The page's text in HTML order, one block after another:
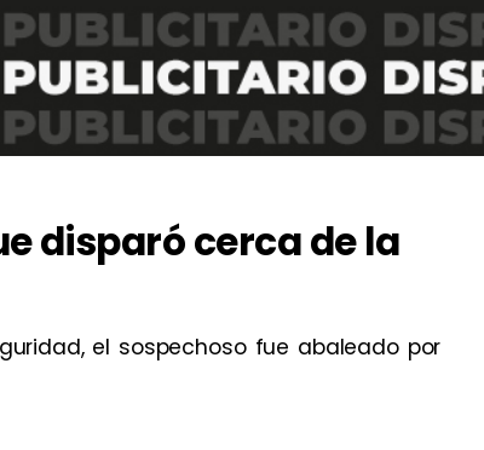
disparó cerca de la
el sospechoso fue abaleado por